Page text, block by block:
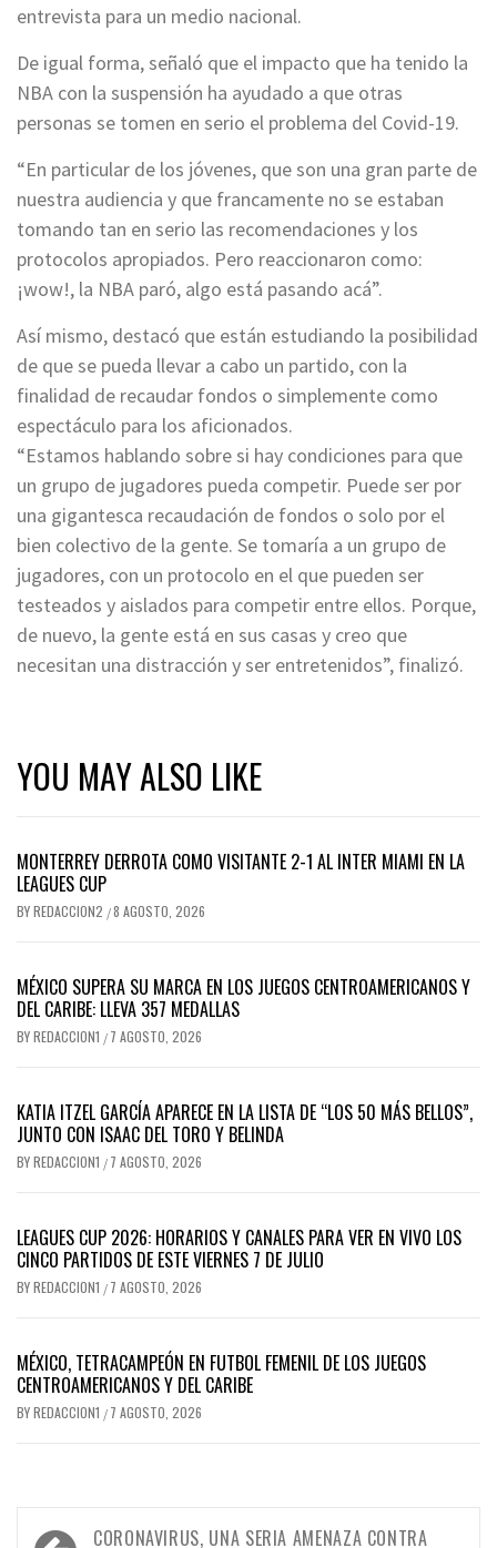
entrevista para un medio nacional.
De igual forma, señaló que el impacto que ha tenido la
NBA con la suspensión ha ayudado a que otras
personas se tomen en serio el problema del Covid-19.
“En particular de los jóvenes, que son una gran parte de
nuestra audiencia y que francamente no se estaban
tomando tan en serio las recomendaciones y los
protocolos apropiados. Pero reaccionaron como:
¡wow!, la NBA paró, algo está pasando acá”.
Así mismo, destacó que están estudiando la posibilidad
de que se pueda llevar a cabo un partido, con la
finalidad de recaudar fondos o simplemente como
espectáculo para los aficionados.
“Estamos hablando sobre si hay condiciones para que
un grupo de jugadores pueda competir. Puede ser por
una gigantesca recaudación de fondos o solo por el
bien colectivo de la gente. Se tomaría a un grupo de
jugadores, con un protocolo en el que pueden ser
testeados y aislados para competir entre ellos. Porque,
de nuevo, la gente está en sus casas y creo que
necesitan una distracción y ser entretenidos”, finalizó.
YOU MAY ALSO LIKE
MONTERREY DERROTA COMO VISITANTE 2-1 AL INTER MIAMI EN LA
LEAGUES CUP
BYREDACCION2 /8 AGOSTO, 2026
MÉXICO SUPERA SU MARCA EN LOS JUEGOS CENTROAMERICANOS Y
DEL CARIBE: LLEVA 357 MEDALLAS
BYREDACCION1 / 7 AGOSTO, 2026
KATIA ITZEL GARCÍA APARECE EN LA LISTA DE “LOS 50 MÁS BELLOS”,
JUNTO CON ISAAC DEL TORO Y BELINDA
BYREDACCION1 / 7 AGOSTO, 2026
LEAGUES CUP 2026: HORARIOS Y CANALES PARA VER EN VIVO LOS
CINCO PARTIDOS DE ESTE VIERNES 7 DE JULIO
BYREDACCION1 / 7 AGOSTO, 2026
MÉXICO, TETRACAMPEÓN EN FUTBOL FEMENIL DE LOS JUEGOS
CENTROAMERICANOS Y DEL CARIBE
BYREDACCION1 / 7 AGOSTO, 2026
Navegación
CORONAVIRUS, UNA SERIA AMENAZA CONTRA